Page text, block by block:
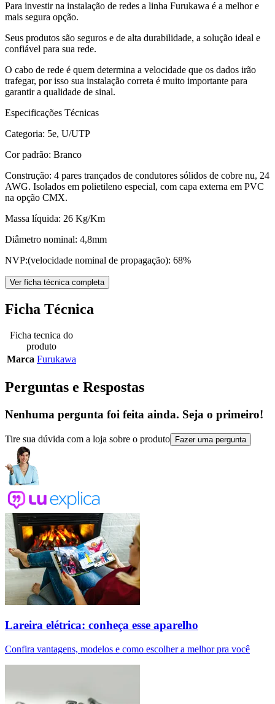
Para investir na instalação de redes a linha Furukawa é a melhor e
mais segura opção.
Seus produtos são seguros e de alta durabilidade, a solução ideal e
confiável para sua rede.
O cabo de rede é quem determina a velocidade que os dados irão
trafegar, por isso sua instalação correta é muito importante para
garantir a qualidade de sinal.
Especificações Técnicas
Categoria: 5e, U/UTP
Cor padrão: Branco
Construção: 4 pares trançados de condutores sólidos de cobre nu, 24
AWG. Isolados em polietileno especial, com capa externa em PVC
na opção CMX.
Massa líquida: 26 Kg/Km
Diâmetro nominal: 4,8mm
NVP:(velocidade nominal de propagação): 68%
Ver ficha técnica completa
Ficha Técnica
Ficha tecnica do
produto
Marca Furukawa
Perguntas e Respostas
Nenhuma pergunta foi feita ainda. Seja o primeiro!
Tire sua dúvida com a loja sobre o produto Fazer uma pergunta
Lareira elétrica: conheça esse aparelho
Confira vantagens, modelos e como escolher a melhor pra você